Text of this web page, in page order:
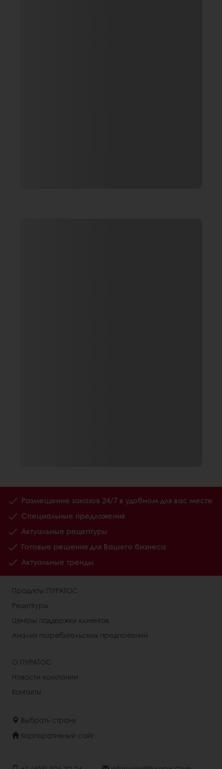
Размещение заказов 24/7 в удобном для вас месте
Специальные предложения
Актуальные рецептуры
Готовые решения для Вашего бизнеса
Актуальные тренды
Продукты ПУРАТОС
Рецептуры
Центры поддержки клиентов
Анализ потребительских предпочтений
О ПУРАТОС
Новости компании
Контакты
Выбрать страну
Корпоративный сайт